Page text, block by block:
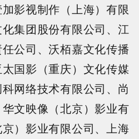
影视制作（上海）有限
集团股份有限公司、江
公司、沃栢嘉文化传播
太国影（重庆）文化传媒
网络技术有限公司、尚
文映像（北京）影业有
）影业有限公司、上海